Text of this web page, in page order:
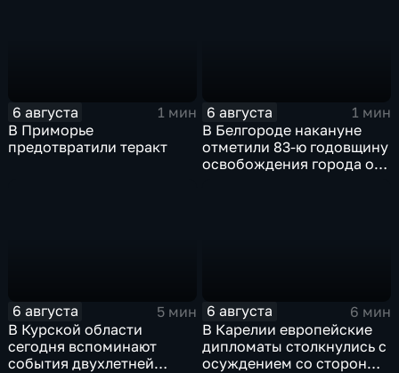
6 августа
1 мин
В Приморье
предотвратили теракт
6 августа
1 мин
В Белгороде накануне
отметили 83-ю годовщину
освобождения города от
6 августа
5 мин
В Курской области
сегодня вспоминают
события двухлетней
6 августа
6 мин
В Карелии европейские
дипломаты столкнулись с
осуждением со стороны